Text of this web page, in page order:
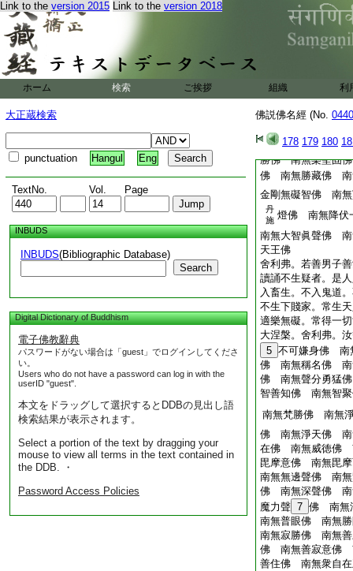
Link to the version 2015 Link to the version 2018
ホーム 検索 ご挨拶 組織 利
大正蔵検索
punctuation Hangul Eng
TextNo. Vol. Page
INBUDS
INBUDS(Bibliographic Database)
Search
Digital Dictionary of Buddhism
電子佛教辭典
パスワードがない場合は「guest」でログインしてくださ
い。
Users who do not have a password can log in with the
userID "guest".
本文をドラッグして選択するとDDBの見出し語
検索結果が表示されます。
Select a portion of the text by dragging your
mouse to view all terms in the text contained in
the DDB. ・
Password Access Policies
佛説佛名經 (No.
178 179 180
作佛 南無天光佛
上佛 南無娑羅王
大慧梁佛 南無須
佛 南無寶作佛
南無日照佛 南無
山佛 南無大通佛
無寶圍佛 南無金
佛 南無大日佛 南
勝佛 南無樂堅固
佛 南無勝藏佛
金剛無礙智佛 南
丹
施 燈佛 南無降伏
南無大智眞聲佛
天王佛
舍利弗。若善男子
讀誦不生疑者。是
入畜生。不入鬼道
不生下賤家。常生
適樂無礙。常得一
大涅槃。舍利弗。
5 不可嫌身佛 南
佛 南無稱名佛 南
佛 南無聲分勇猛
智善知佛 南無智
南無梵勝佛 南無
佛 南無淨天佛 南
在佛 南無威徳佛
毘摩意佛 南無毘
南無無邊聲佛 南
佛 南無深聲佛 南
魔力聲 7 佛 南無
南無普眼佛 南無
南無寂勝佛 南無
佛 南無善寂意佛
善住佛 南無衆自